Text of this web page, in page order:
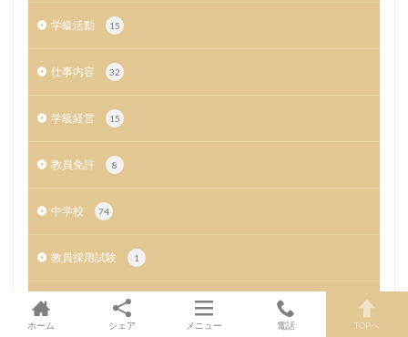
学級活動 15
仕事内容 32
学級経営 15
教員免許 8
中学校 74
教員採用試験 1
ホーム
シェア メニュー 電話 TOPへ